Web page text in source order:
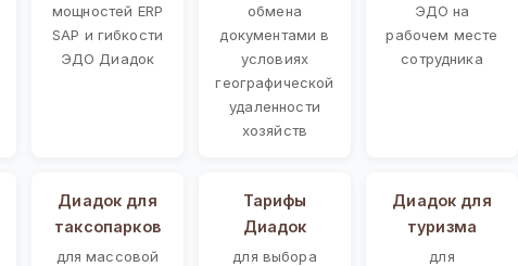
мощностей ERP
SAP и гибкости
ЭДО Диадок
обмена
документами в
условиях
географической
удаленности
хозяйств
ЭДО на
рабочем месте
сотрудника
Диадок для
таксопарков
для массовой
Тарифы
Диадок
для выбора
Диадок для
туризма
для